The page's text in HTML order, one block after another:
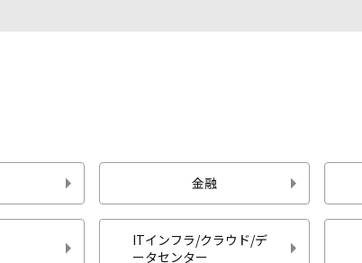
金融
ITインフラ/クラウド/デ
ータセンター